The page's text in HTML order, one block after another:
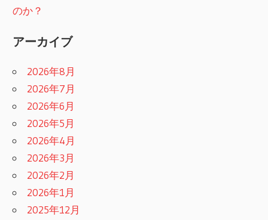
のか？
アーカイブ
2026年8月
2026年7月
2026年6月
2026年5月
2026年4月
2026年3月
2026年2月
2026年1月
2025年12月